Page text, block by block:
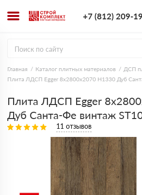
+7 (812) 209-
Главная Каталог плитных материалов ДСП
Плита ЛДСП Egger 8х2800х2070 H1330 Дуб
Плита ЛДСП Egger
Дуб Санта-Фе винтаж
11 отзывов